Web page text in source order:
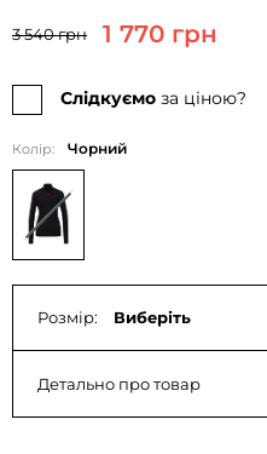
3 540 грн 1 770 грн
Слідкуємо за ціною?
Колір: Чорний
Розмір: Виберіть
Детально про товар